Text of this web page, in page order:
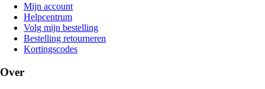
Mijn account
Helpcentrum
Volg mijn bestelling
Bestelling retourneren
Kortingscodes
Over